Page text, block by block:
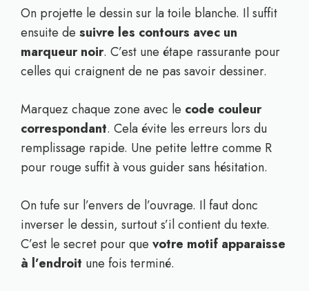
On projette le dessin sur la toile blanche. Il suffit
ensuite de suivre les contours avec un
marqueur noir. C’est une étape rassurante pour
celles qui craignent de ne pas savoir dessiner.
Marquez chaque zone avec le code couleur
correspondant. Cela évite les erreurs lors du
remplissage rapide. Une petite lettre comme R
pour rouge suffit à vous guider sans hésitation.
On tufe sur l’envers de l’ouvrage. Il faut donc
inverser le dessin, surtout s’il contient du texte.
C’est le secret pour que votre motif apparaisse
à l’endroit une fois terminé.